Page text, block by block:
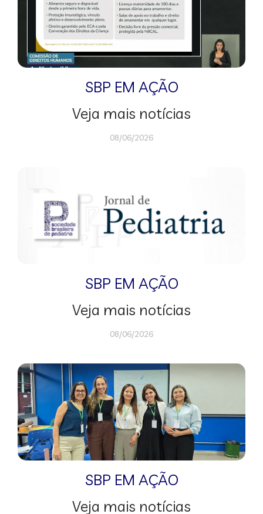
SBP EM AÇÃO
Veja mais notícias
08/06/2026
SBP EM AÇÃO
Veja mais notícias
08/06/2026
SBP EM AÇÃO
Veja mais notícias